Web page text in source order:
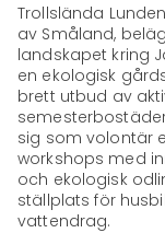
Trollslända
av Småland,
landskapet kring
en ekologisk
brett utbud av
sig som volontär
workshops med
och ekologisk
ställplats för
vattendrag.